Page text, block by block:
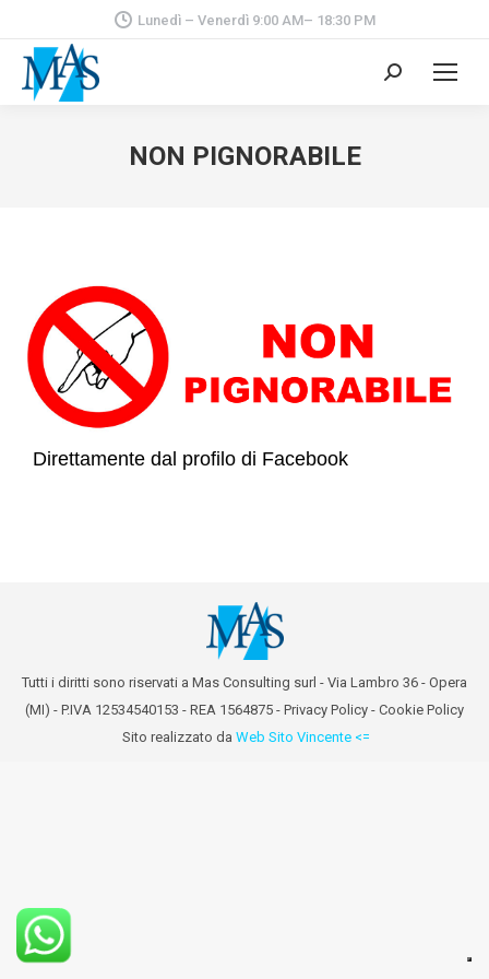
Lunedì – Venerdì 9:00 AM– 18:30 PM
Cerca:
NON PIGNORABILE
Direttamente dal profilo di Facebook
Tutti i diritti sono riservati a Mas Consulting surl - Via Lambro 36 - Opera
(MI) - P.IVA 12534540153 - REA 1564875 - Privacy Policy - Cookie Policy
Sito realizzato da Web Sito Vincente <=